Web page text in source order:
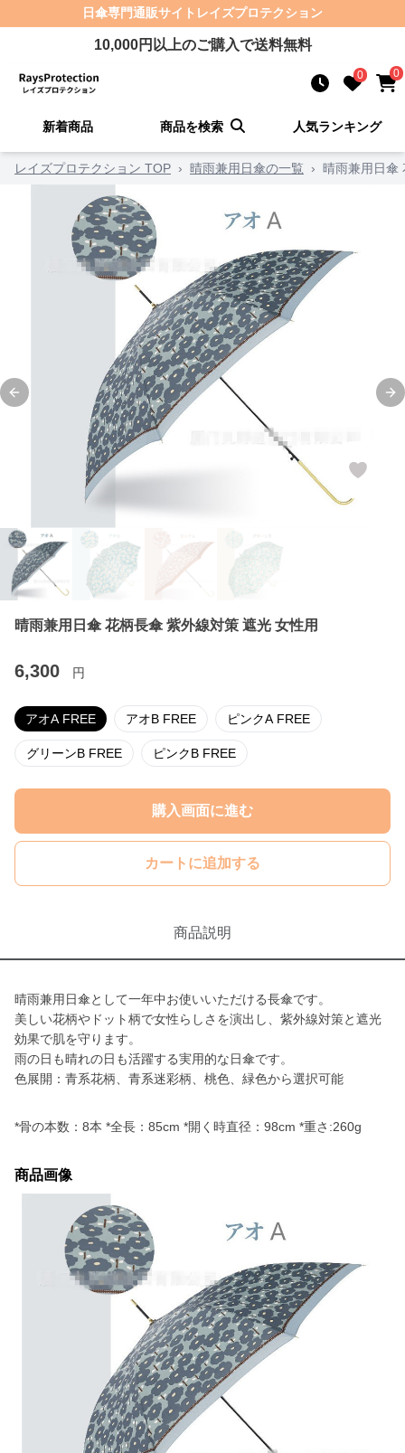
日傘専門通販サイト レイズプロテクション
10,000円以上のご購入で送料無料
0 0
新着商品 商品を検索 人気ランキング
レイズプロテクション TOP › 晴雨兼用日傘の一覧 › 晴雨兼用日傘
Previous slide
晴雨兼用日傘 花柄長傘 紫外線対策 遮光 女性用
6,300 円
アオA FREE アオB FREE ピンクA FREE
グリーンB FREE ピンクB FREE
購入画面に進む
カートに追加する
商品説明
晴雨兼用日傘として一年中お使いいただける長傘です。
美しい花柄やドット柄で女性らしさを演出し、紫外線対策と遮光
効果で肌を守ります。
雨の日も晴れの日も活躍する実用的な日傘です。
色展開：青系花柄、青系迷彩柄、桃色、緑色から選択可能
*骨の本数：8本 *全長：85cm *開く時直径：98cm *重さ:260g
商品画像